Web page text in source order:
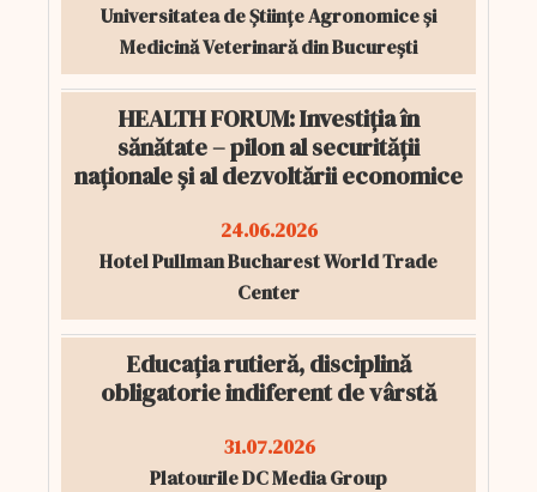
Universitatea de Științe Agronomice și
Medicină Veterinară din București
HEALTH FORUM: Investiția în
sănătate – pilon al securității
naționale și al dezvoltării economice
24.06.2026
Hotel Pullman Bucharest World Trade
Center
Educația rutieră, disciplină
obligatorie indiferent de vârstă
31.07.2026
Platourile DC Media Group